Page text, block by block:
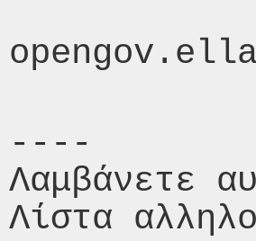
----
Λαμβάνετε
Λίστα